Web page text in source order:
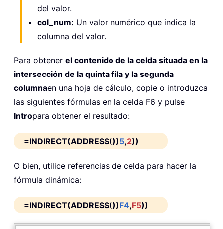
del valor.
col_num: Un valor numérico que indica la
columna del valor.
Para obtener el contenido de la celda situada en la
intersección de la quinta fila y la segunda
columnaen una hoja de cálculo, copie o introduzca
las siguientes fórmulas en la celda F6 y pulse
Intropara obtener el resultado:
=INDIRECT(ADDRESS())5,2))
O bien, utilice referencias de celda para hacer la
fórmula dinámica:
=INDIRECT(ADDRESS())F4,F5))